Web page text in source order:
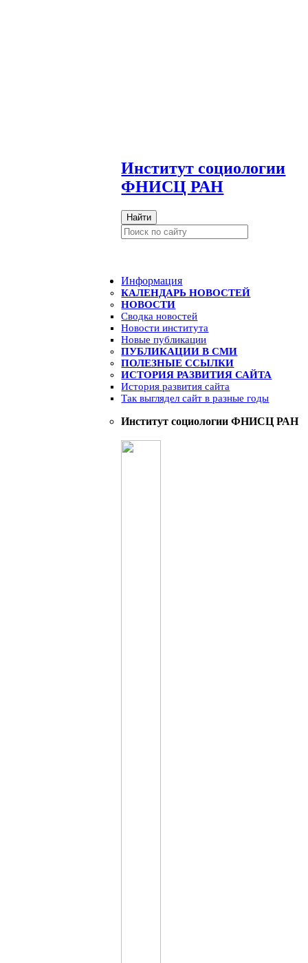
Институт социологии
ФНИСЦ РАН
Найти
Информация
КАЛЕНДАРЬ НОВОСТЕЙ
НОВОСТИ
Сводка новостей
Новости института
Новые публикации
ПУБЛИКАЦИИ В СМИ
ПОЛЕЗНЫЕ ССЫЛКИ
ИСТОРИЯ РАЗВИТИЯ САЙТА
История развития сайта
Так выглядел сайт в разные годы
Институт социологии ФНИСЦ РАН